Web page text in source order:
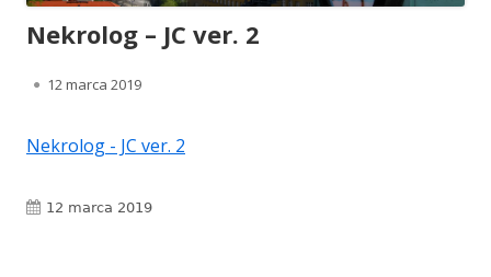
Nekrolog – JC ver. 2
Opublikowano
12 marca 2019
Nekrolog - JC ver. 2
Opublikowano
12 marca 2019